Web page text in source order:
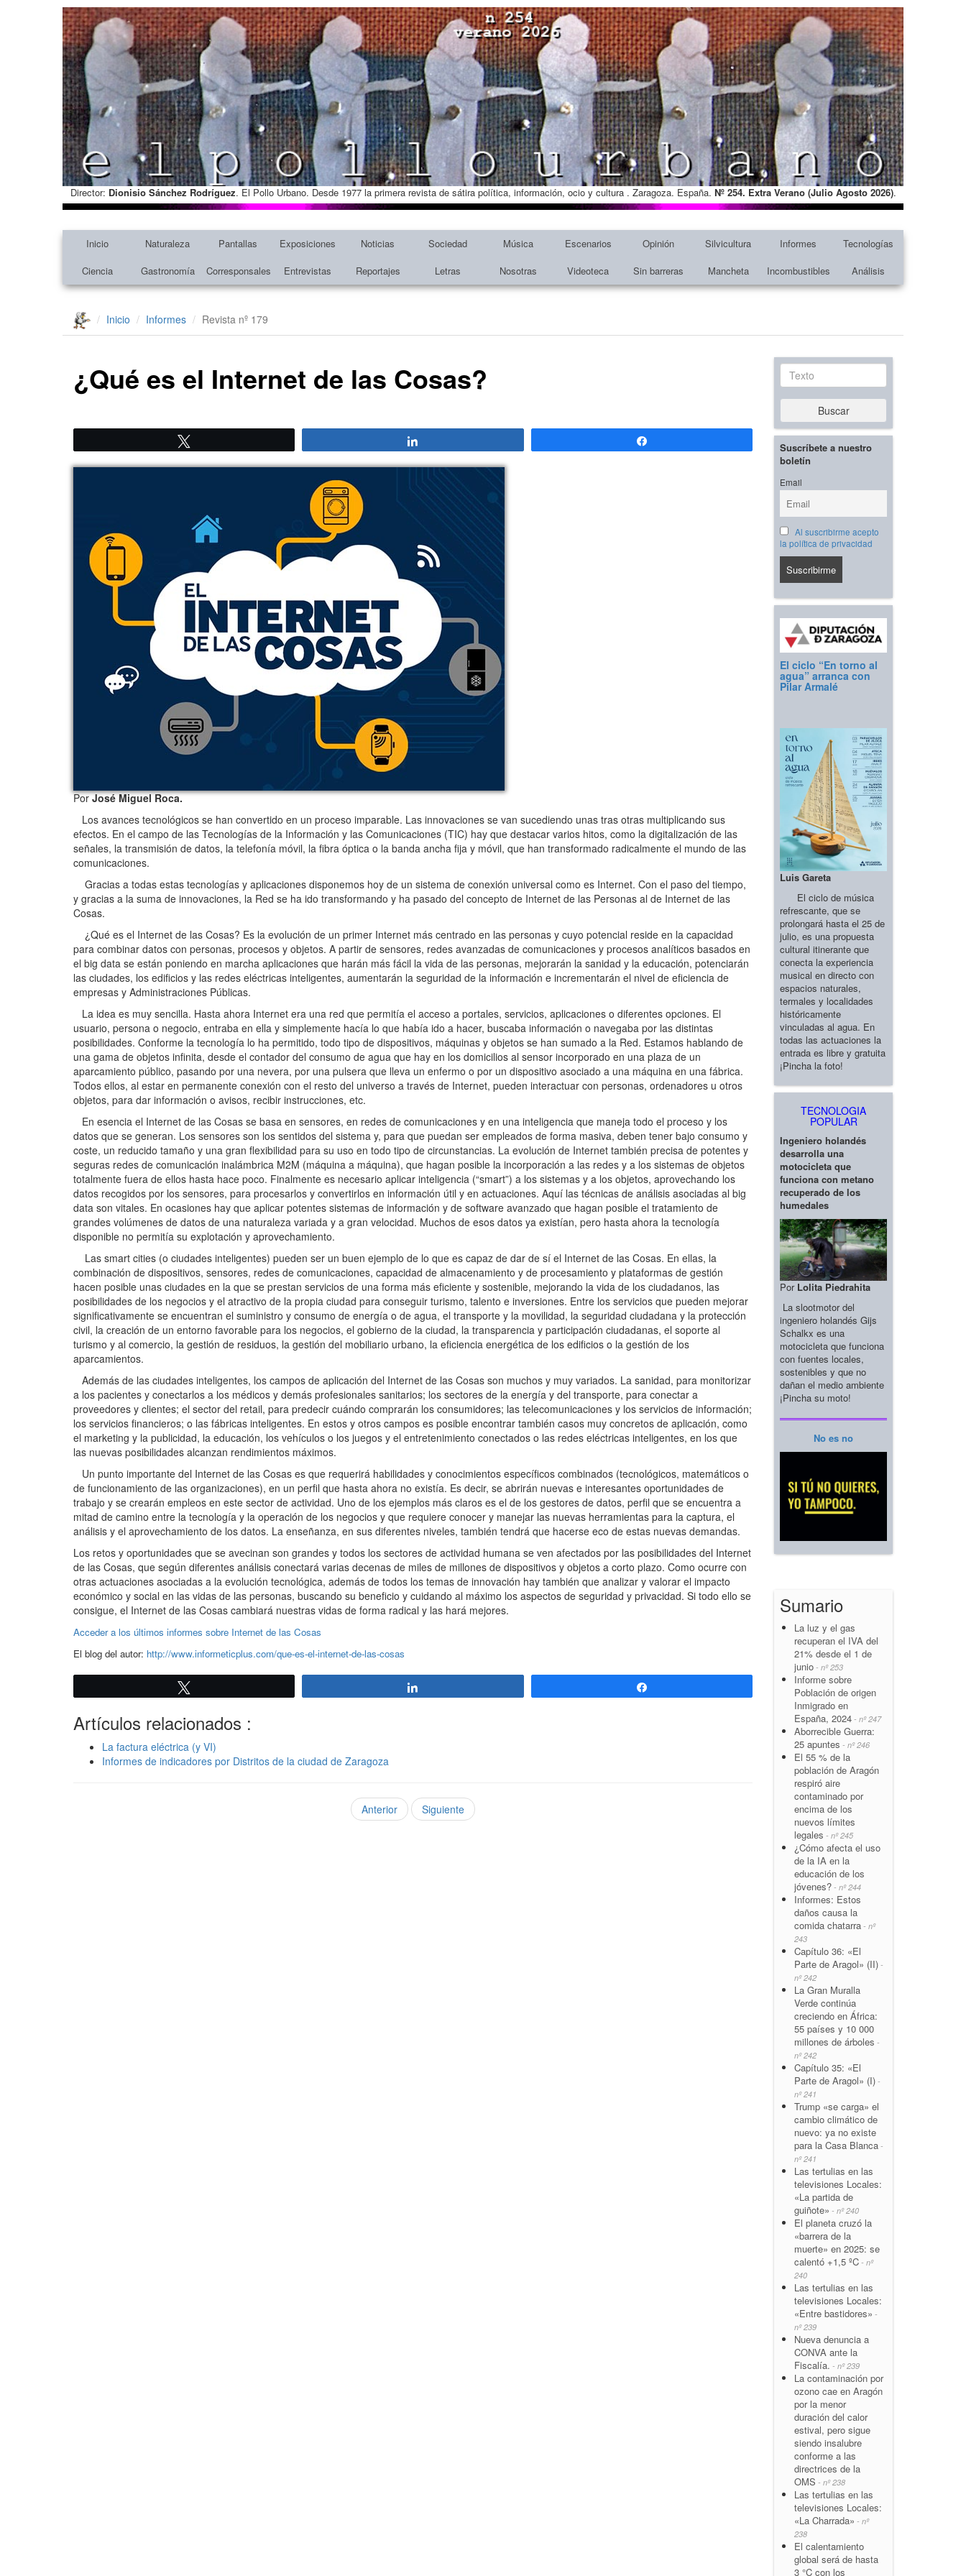
Director: Dionisio Sánchez Rodríguez. El Pollo Urbano. Desde 1977 la primera revista de sátira política, información, ocio y cultura . Zaragoza. España. Nº 254. Extra Verano (Julio Agosto 2026).
Inicio Naturaleza Pantallas Exposiciones Noticias Sociedad Música Escenarios Opinión Silvicultura Informes
Tecnologías
Ciencia
Gastronomía Corresponsales Entrevistas Reportajes Letras Nosotras Videoteca Sin barreras Mancheta Incombustibles Análisis
Inicio Informes Revista nº 179
¿Qué es el Internet de las Cosas?
PorJosé Miguel Roca.
Los avances tecnológicos se han convertido en un proceso imparable. Las innovaciones se van sucediendo unas tras otras multiplicando sus
efectos. En el campo de las Tecnologías de la Información y las Comunicaciones (TIC) hay que destacar varios hitos, como la digitalización de las
señales, la transmisión de datos, la telefonía móvil, la fibra óptica o la banda ancha fija y móvil, que han transformado radicalmente el mundo de las
comunicaciones.
Gracias a todas estas tecnologías y aplicaciones disponemos hoy de un sistema de conexión universal como es Internet. Con el paso del tiempo,
y gracias a la suma de innovaciones, la Red se ha ido transformando y ha pasado del concepto de Internet de las Personas al de Internet de las
Cosas.
¿Qué es el Internet de las Cosas? Es la evolución de un primer Internet más centrado en las personas y cuyo potencial reside en la capacidad
para combinar datos con personas, procesos y objetos. A partir de sensores, redes avanzadas de comunicaciones y procesos analíticos basados en
el big data se están poniendo en marcha aplicaciones que harán más fácil la vida de las personas, mejorarán la sanidad y la educación, potenciarán
las ciudades, los edificios y las redes eléctricas inteligentes, aumentarán la seguridad de la información e incrementarán el nivel de eficiencia de
empresas y Administraciones Públicas.
La idea es muy sencilla. Hasta ahora Internet era una red que permitía el acceso a portales, servicios, aplicaciones o diferentes opciones. El
usuario, persona o negocio, entraba en ella y simplemente hacía lo que había ido a hacer, buscaba información o navegaba por las distintas
posibilidades. Conforme la tecnología lo ha permitido, todo tipo de dispositivos, máquinas y objetos se han sumado a la Red. Estamos hablando de
una gama de objetos infinita, desde el contador del consumo de agua que hay en los domicilios al sensor incorporado en una plaza de un
aparcamiento público, pasando por una nevera, por una pulsera que lleva un enfermo o por un dispositivo asociado a una máquina en una fábrica.
Todos ellos, al estar en permanente conexión con el resto del universo a través de Internet, pueden interactuar con personas, ordenadores u otros
objetos, para dar información o avisos, recibir instrucciones, etc.
En esencia el Internet de las Cosas se basa en sensores, en redes de comunicaciones y en una inteligencia que maneja todo el proceso y los
datos que se generan. Los sensores son los sentidos del sistema y, para que puedan ser empleados de forma masiva, deben tener bajo consumo y
coste, un reducido tamaño y una gran flexibilidad para su uso en todo tipo de circunstancias. La evolución de Internet también precisa de potentes y
seguras redes de comunicación inalámbrica M2M (máquina a máquina), que hagan posible la incorporación a las redes y a los sistemas de objetos
totalmente fuera de ellos hasta hace poco. Finalmente es necesario aplicar inteligencia (“smart”) a los sistemas y a los objetos, aprovechando los
datos recogidos por los sensores, para procesarlos y convertirlos en información útil y en actuaciones. Aquí las técnicas de análisis asociadas al big
data son vitales. En ocasiones hay que aplicar potentes sistemas de información y de software avanzado que hagan posible el tratamiento de
grandes volúmenes de datos de una naturaleza variada y a gran velocidad. Muchos de esos datos ya existían, pero hasta ahora la tecnología
disponible no permitía su explotación y aprovechamiento.
Las smart cities (o ciudades inteligentes) pueden ser un buen ejemplo de lo que es capaz de dar de sí el Internet de las Cosas. En ellas, la
combinación de dispositivos, sensores, redes de comunicaciones, capacidad de almacenamiento y de procesamiento y plataformas de gestión
hacen posible unas ciudades en la que se prestan servicios de una forma más eficiente y sostenible, mejorando la vida de los ciudadanos, las
posibilidades de los negocios y el atractivo de la propia ciudad para conseguir turismo, talento e inversiones. Entre los servicios que pueden mejorar
significativamente se encuentran el suministro y consumo de energía o de agua, el transporte y la movilidad, la seguridad ciudadana y la protección
civil, la creación de un entorno favorable para los negocios, el gobierno de la ciudad, la transparencia y participación ciudadanas, el soporte al
turismo y al comercio, la gestión de residuos, la gestión del mobiliario urbano, la eficiencia energética de los edificios o la gestión de los
aparcamientos.
Además de las ciudades inteligentes, los campos de aplicación del Internet de las Cosas son muchos y muy variados. La sanidad, para monitorizar
a los pacientes y conectarlos a los médicos y demás profesionales sanitarios; los sectores de la energía y del transporte, para conectar a
proveedores y clientes; el sector del retail, para predecir cuándo comprarán los consumidores; las telecomunicaciones y los servicios de información;
los servicios financieros; o las fábricas inteligentes. En estos y otros campos es posible encontrar también casos muy concretos de aplicación, como
el marketing y la publicidad, la educación, los vehículos o los juegos y el entretenimiento conectados o las redes eléctricas inteligentes, en los que
las nuevas posibilidades alcanzan rendimientos máximos.
Un punto importante del Internet de las Cosas es que requerirá habilidades y conocimientos específicos combinados (tecnológicos, matemáticos o
de funcionamiento de las organizaciones), en un perfil que hasta ahora no existía. Es decir, se abrirán nuevas e interesantes oportunidades de
trabajo y se crearán empleos en este sector de actividad. Uno de los ejemplos más claros es el de los gestores de datos, perfil que se encuentra a
mitad de camino entre la tecnología y la operación de los negocios y que requiere conocer y manejar las nuevas herramientas para la captura, el
análisis y el aprovechamiento de los datos. La enseñanza, en sus diferentes niveles, también tendrá que hacerse eco de estas nuevas demandas.
Los retos y oportunidades que se avecinan son grandes y todos los sectores de actividad humana se ven afectados por las posibilidades del Internet
de las Cosas, que según diferentes análisis conectará varias decenas de miles de millones de dispositivos y objetos a corto plazo. Como ocurre con
otras actuaciones asociadas a la evolución tecnológica, además de todos los temas de innovación hay también que analizar y valorar el impacto
económico y social en las vidas de las personas, buscando su beneficio y cuidando al máximo los aspectos de seguridad y privacidad. Si todo ello se
consigue, el Internet de las Cosas cambiará nuestras vidas de forma radical y las hará mejores.
Acceder a los últimos informes sobre Internet de las Cosas
El blog del autor: http://www.informeticplus.com/que-es-el-internet-de-las-cosas
Artículos relacionados :
La factura eléctrica (y VI)
Informes de indicadores por Distritos de la ciudad de Zaragoza
Anterior Siguiente
Texto
Buscar
Suscríbete a nuestro
boletín
Email
Al suscribirme acepto
la política de privacidad
El ciclo “En torno al
agua” arranca con
Pilar Armalé
Luis Gareta
El ciclo de música
refrescante, que se
prolongará hasta el 25 de
julio, es una propuesta
cultural itinerante que
conecta la experiencia
musical en directo con
espacios naturales,
termales y localidades
históricamente
vinculadas al agua. En
todas las actuaciones la
entrada es libre y gratuita
¡Pincha la foto!
TECNOLOGIA
POPULAR
Ingeniero holandés
desarrolla una
motocicleta que
funciona con metano
recuperado de los
humedales
Por Lolita Piedrahita
La slootmotor del
ingeniero holandés Gijs
Schalkx es una
motocicleta que funciona
con fuentes locales,
sostenibles y que no
dañan el medio ambiente
¡Pincha su moto!
No es no
Sumario
La luz y el gas
recuperan el IVA del
21% desde el 1 de
junio - nº 253
Informe sobre
Población de origen
Inmigrado en
España, 2024 - nº 247
Aborrecible Guerra:
25 apuntes - nº 246
El 55 % de la
población de Aragón
respiró aire
contaminado por
encima de los
nuevos límites
legales - nº 245
¿Cómo afecta el uso
de la IA en la
educación de los
jóvenes? - nº 244
Informes: Estos
daños causa la
comida chatarra - nº
243
Capítulo 36: «El
Parte de Aragol» (II) -
nº 242
La Gran Muralla
Verde continúa
creciendo en África:
55 países y 10 000
millones de árboles -
nº 242
Capítulo 35: «El
Parte de Aragol» (I) -
nº 241
Trump «se carga» el
cambio climático de
nuevo: ya no existe
para la Casa Blanca -
nº 241
Las tertulias en las
televisiones Locales:
«La partida de
guiñote» - nº 240
El planeta cruzó la
«barrera de la
muerte» en 2025: se
calentó +1,5 ºC - nº
240
Las tertulias en las
televisiones Locales:
«Entre bastidores» -
nº 239
Nueva denuncia a
CONVA ante la
Fiscalía. - nº 239
La contaminación por
ozono cae en Aragón
por la menor
duración del calor
estival, pero sigue
siendo insalubre
conforme a las
directrices de la
OMS - nº 238
Las tertulias en las
televisiones Locales:
«La Charrada» - nº
238
El calentamiento
global será de hasta
3 °C con los